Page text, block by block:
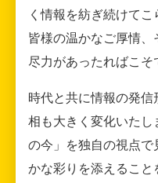
く情報を紡ぎ続けて
皆様の温かなご厚情
尽力があったればこそ
時代と共に情報の発
相も大きく変化いた
の今」を独自の視点
かな彩りを添えること